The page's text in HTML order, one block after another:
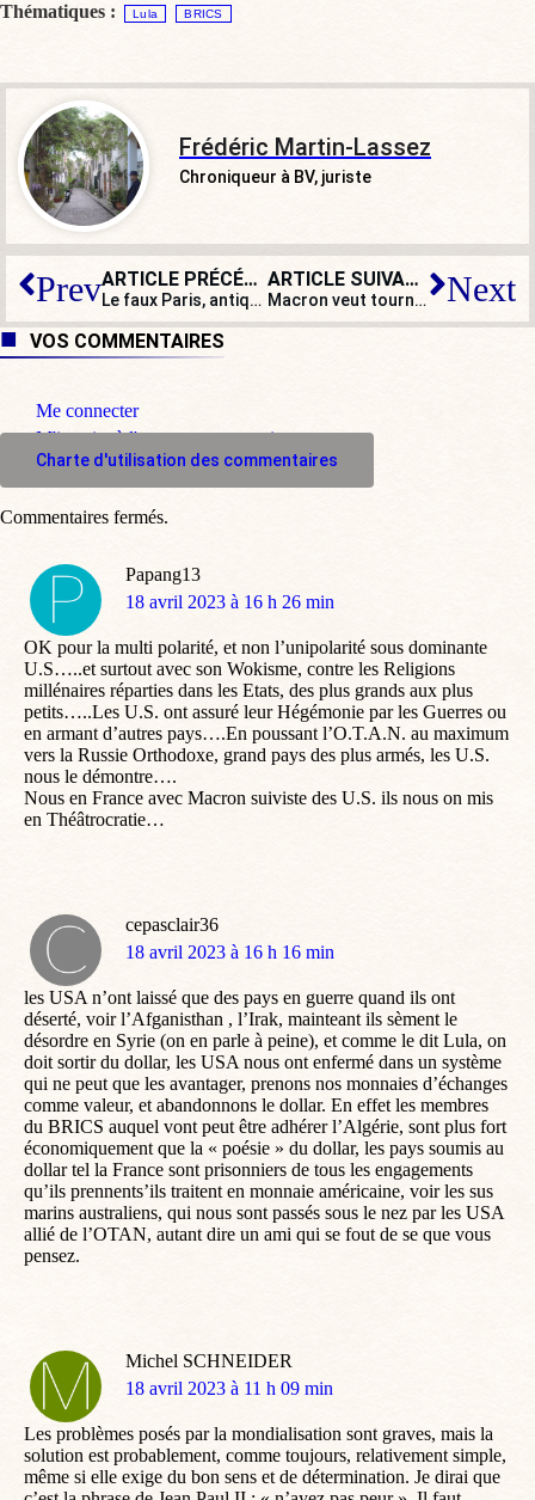
Thématiques : Lula BRICS
Frédéric Martin-Lassez
Chroniqueur à BV, juriste
Prev ARTICLE PRÉCÉDENT
Le faux Paris, antique et révolutionnaire, de Jean-Luc Mélenchon
ARTICLE SUIVANT
Macron veut tourner la page mais, en France, les radars recommencent à brûler Next
VOS COMMENTAIRES
Me connecter
M'inscrire à l'espace commentaire
Charte d'utilisation des commentaires
Papang13
dit
18 avril 2023 à 16 h 26 min
OK pour la multi polarité, et non l’unipolarité sous dominante
U.S…..et surtout avec son Wokisme, contre les Religions
millénaires réparties dans les Etats, des plus grands aux plus
petits…..Les U.S. ont assuré leur Hégémonie par les Guerres ou
en armant d’autres pays….En poussant l’O.T.A.N. au maximum
vers la Russie Orthodoxe, grand pays des plus armés, les U.S.
nous le démontre….
Nous en France avec Macron suiviste des U.S. ils nous on mis
en Théâtrocratie…
cepasclair36
dit
18 avril 2023 à 16 h 16 min
les USA n’ont laissé que des pays en guerre quand ils ont
déserté, voir l’Afganisthan , l’Irak, mainteant ils sèment le
désordre en Syrie (on en parle à peine), et comme le dit Lula, on
doit sortir du dollar, les USA nous ont enfermé dans un système
qui ne peut que les avantager, prenons nos monnaies d’échanges
comme valeur, et abandonnons le dollar. En effet les membres
du BRICS auquel vont peut être adhérer l’Algérie, sont plus fort
économiquement que la « poésie » du dollar, les pays soumis au
dollar tel la France sont prisonniers de tous les engagements
qu’ils prennents’ils traitent en monnaie américaine, voir les sus
marins australiens, qui nous sont passés sous le nez par les USA
allié de l’OTAN, autant dire un ami qui se fout de se que vous
pensez.
Michel SCHNEIDER
dit
18 avril 2023 à 11 h 09 min
Les problèmes posés par la mondialisation sont graves, mais la
solution est probablement, comme toujours, relativement simple,
même si elle exige du bon sens et de détermination. Je dirai que
Commentaires fermés.